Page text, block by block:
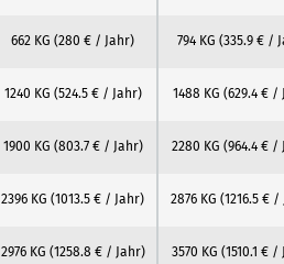
662 KG (280 € / Jahr) 794 KG (335.9 € /
1240 KG (524.5 € / Jahr) 1488 KG (629.4 € /
1900 KG (803.7 € / Jahr) 2280 KG (964.4 € /
2396 KG (1013.5 € / Jahr) 2876 KG (1216.5 € /
2976 KG (1258.8 € / Jahr) 3570 KG (1510.1 € /